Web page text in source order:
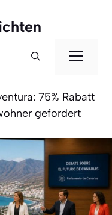
75% Rabatt
gefordert